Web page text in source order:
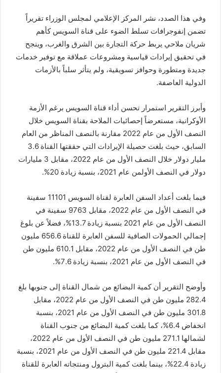
وفي هذا الصدد، نشر المركز الإعلامي لمجلس الوزراء تقريراً
تضمن إنفوجرافات تسلط الضوء على قناة السويس كأهم
شريان ملاحي يربط حركة التجارة بين الشرق والغرب، وينجح
في تحقيق إيرادات قياسية ومشروعات عملاقة مع توفير خدمات
جديدة ومتطورة وحوافز تسويقية، ولم يتأثر سلباً بالأزمات
الدولية العاصفة.
وأبرز التقرير استمرار تحسن أداء قناة السويس برغم الأزمة
الأوكرانية، مستعرضاً إحصائيات الملاحة بقناة السويس خلال
النصف الأول من عام 2022 مقارنة بالنصف المناظر من العام
السابق، حيث بلغت حصيلة الإيرادات التي حققتها القناة 3.6
مليار دولار خلال النصف الأول من عام 2022، مقابل 3 مليارات
دولار في النصف الأولمن عام 2021، بنسبة زيادة 20%.
فيما بلغت أعداد السفن العابرة لقناة السويس 11101 سفينة
في النصف الأول من عام 2022، مقابل 9763 سفينة في
النصف الأول من عام 2021 بنسبة زيادة 13.7%، فضلاً عن بلوغ
إجمالي الحمولات الصافية للسفن العابرة للقناة 656.6 مليون
طن في النصف الأول من عام 2022، مقابل 610.1 مليون طن
في النصف الأول من عام 2021، بنسبة زيادة 7.6%.
وأوضح التقرير أن كمية البضائع من شمال القناة إلى جنوبها بلغ
282.4 مليون طن في النصف الأول من عام 2022، مقابل
301.8 مليون طن في النصف الأول من عام 2021، بنسبة
انخفاض 6.4%، كما بلغت كمية البضائع من جنوب القناة
لشمالها 271.1 مليون طن في النصف الأول من عام 2022،
مقابل 221.4 مليون طن في النصف الأول من عام 2021، بنسبة
زيادة 22.4%، بينما بلغت كمية البترول ومنتجاته العابرة للقناة